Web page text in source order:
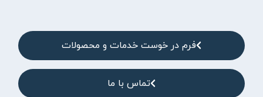
فرم در خوست خدمات و محصولات
تماس با ما